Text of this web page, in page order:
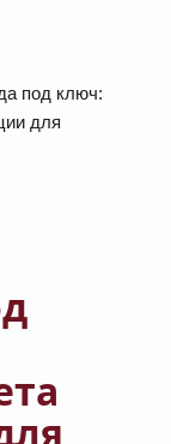
под ключ:
для